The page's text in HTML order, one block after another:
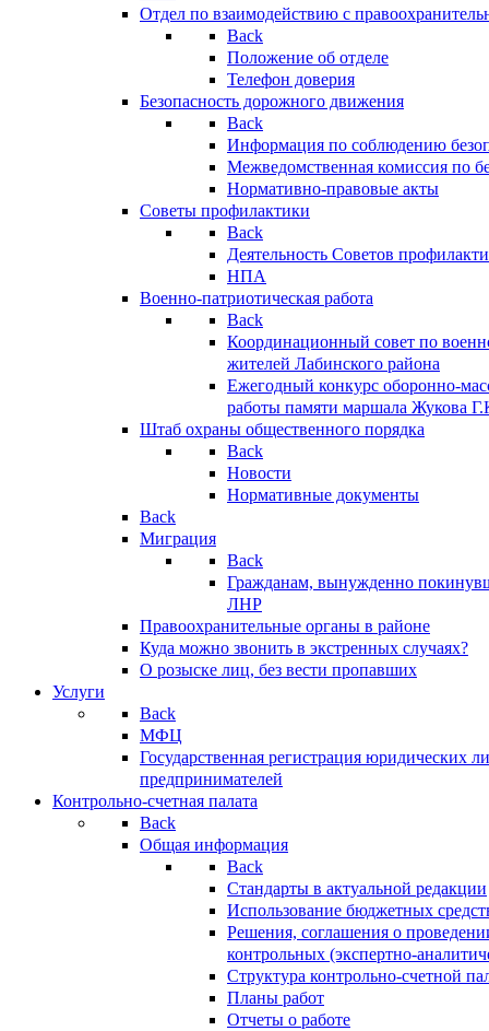
Отдел по взаимодействию с
Back
Положение об отделе
Телефон доверия
Безопасность дорожного движения
Back
Информация по соблюдению
Межведомственная комиссия по
Нормативно-правовые акты
Советы профилактики
Back
Деятельность Советов
НПА
Военно-патриотическая работа
Back
Координационный совет по
жителей Лабинского района
Ежегодный конкурс оборонно-
работы памяти маршала Жукова
Штаб охраны общественного порядка
Back
Новости
Нормативные документы
Back
Миграция
Back
Гражданам, вынужденно
ЛНР
Правоохранительные органы в районе
Куда можно звонить в экстренных случаях?
О розыске лиц, без вести пропавших
Услуги
Back
МФЦ
Государственная регистрация юридических
предпринимателей
Контрольно-счетная палата
Back
Общая информация
Back
Стандарты в актуальной редакции
Использование бюджетных
Решения, соглашения о
контрольных (экспертно-
Структура контрольно-счетной
Планы работ
Отчеты о работе